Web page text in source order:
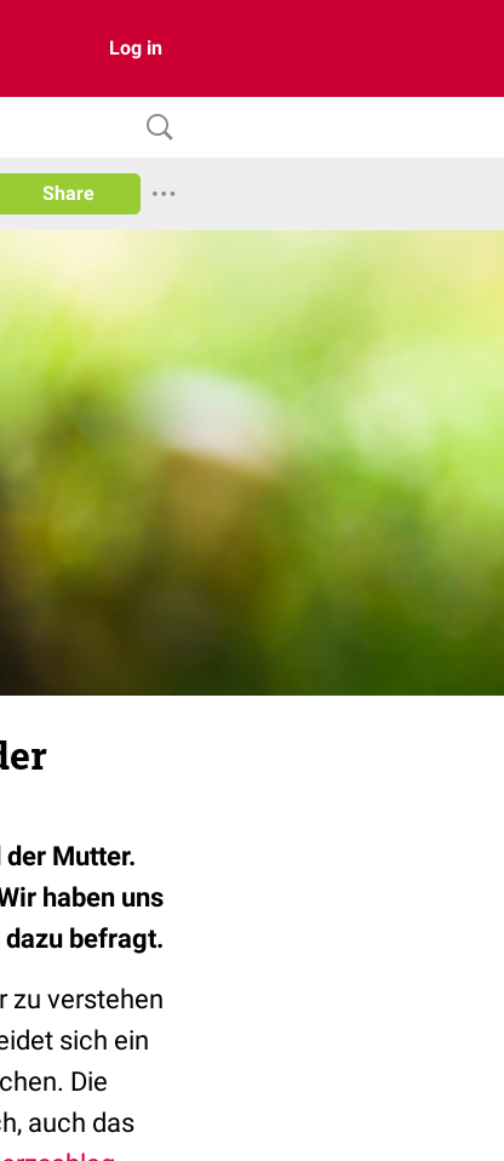
Log in
Share
Mutter.
haben uns
befragt.
zu verstehen
sich ein
Die
auch das